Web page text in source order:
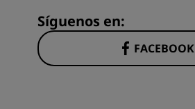
Síguenos en:
FACEBOOK